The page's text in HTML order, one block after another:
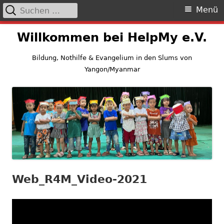
Springe
Willkommen bei HelpMy e.V.
Bildung, Nothilfe & Evangelium in den Slums von
Yangon/Myanmar
Primäres
Menü
Menü
Suchen
nach:
Web_R4M_Video-2021